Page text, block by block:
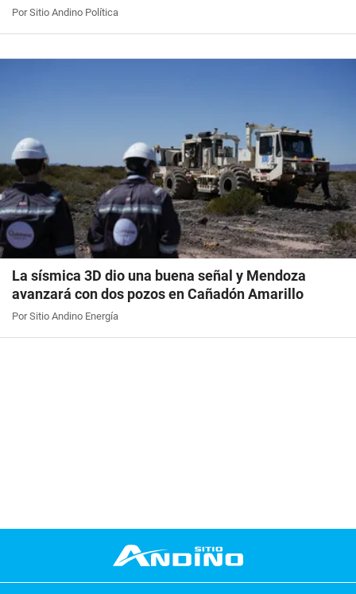
Por Sitio Andino Política
La sísmica 3D dio una buena señal y Mendoza
avanzará con dos pozos en Cañadón Amarillo
Por Sitio Andino Energía